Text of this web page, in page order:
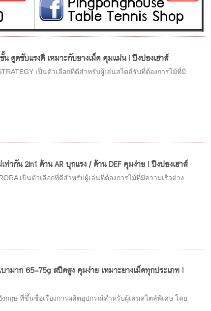
ชั้น ดูดซับแรงดี เหมาะกับยางเม็ด คุมแม่น | ปิงปองเฮาส์
เป็นตัวเลือกที่ดีสำหรับผู้เล่นสไตล์รับที่ต้องการไม้ที่มี
ท่ากัน 2in1 ด้าน AR บุกแรง / ด้าน DEF คุมง่าย | ปิงปองเฮาส์
เป็นตัวเลือกที่ดีสำหรับผู้เล่นที่ต้องการไม้ที่มีความเร็วต่าง
บามาก 65-75g สปีดสูง คุมง่าย เหมาะยางเม็ดทุกประเภท |
งกฤษ ที่ขึ้นชื่อเรื่องการผลิตอุปกรณ์สำหรับผู้เล่นสไตล์พิเศษ โดย